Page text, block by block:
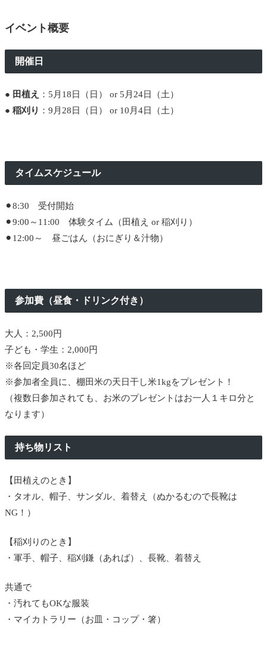
イベント概要
開催日
● 田植え
：5月18日（日） or 5月24日（土）
● 稲刈り ：9月28日（日） or 10月4日（土）
タイムスケジュール
⚫︎8:30 受付開始
⚫︎9:00～11:00 体験タイム（田植え or 稲刈り）
⚫︎12:00～ 昼ごはん（おにぎり＆汁物）
参加費（昼食・ドリンク付き）
大人：2,500円
子ども・学生：2,000円
※各回定員30名ほど
※参加者全員に、棚田米の天日干し米1kgをプレゼント！
（複数日参加されても、お米のプレゼントはお一人１キロ分と
なります）
持ち物リスト
【田植えのとき】
・タオル、帽子、サンダル、着替え（ぬかるむので長靴は
NG！）
【稲刈りのとき】
・軍手、帽子、稲刈鎌（あれば）、長靴、着替え
共通で
・汚れてもOKな服装
・マイカトラリー（お皿・コップ・箸）